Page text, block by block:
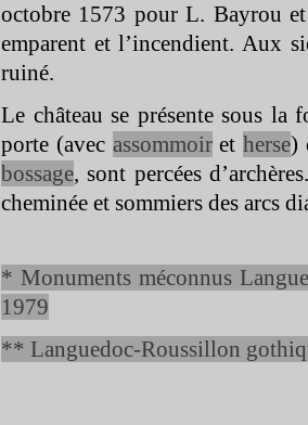
octobre 1573 pour L. Bayrou
emparent et l’incendient. Aux
ruiné.
Le château se présente sous la
porte (avec assommoiret herse)
bossage, sont percées
cheminée et sommiers des arcs
* Monuments méconnus
1979
** Languedoc-Roussillon